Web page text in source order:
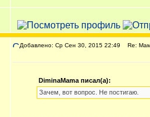
Добавлено: Ср Сен 30, 2015 22:49 Re:
DiminaMama писал(а):
Зачем, вот вопрос. Не постигаю.